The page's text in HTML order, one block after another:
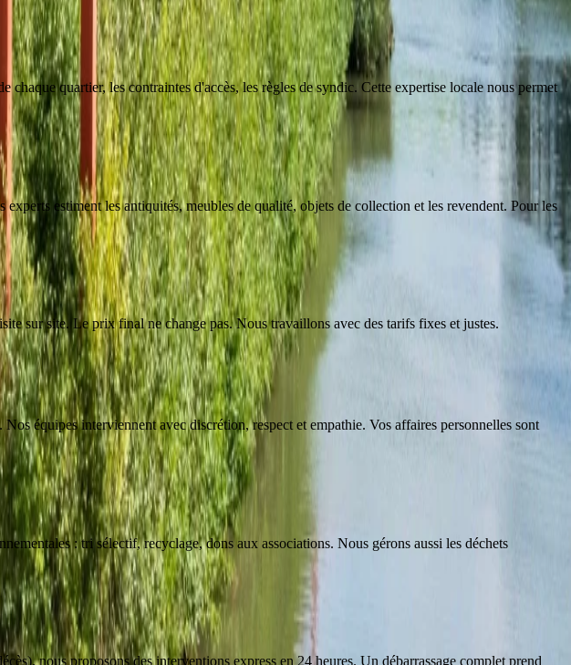
quartier, les contraintes d'accès, les règles de syndic. Cette expertise locale nous permet
estiment les antiquités, meubles de qualité, objets de collection et les revendent. Pour les
sur site. Le prix final ne change pas. Nous travaillons avec des tarifs fixes et justes.
équipes interviennent avec discrétion, respect et empathie. Vos affaires personnelles sont
: tri sélectif, recyclage, dons aux associations. Nous gérons aussi les déchets
nous proposons des interventions express en 24 heures. Un débarrassage complet prend